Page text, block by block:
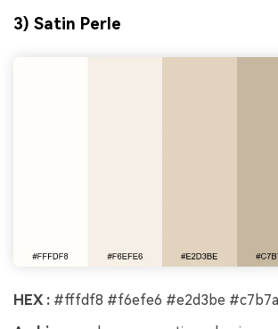
3) Satin Perle
HEX : #fffdf8 #f6efe6 #e2d3be